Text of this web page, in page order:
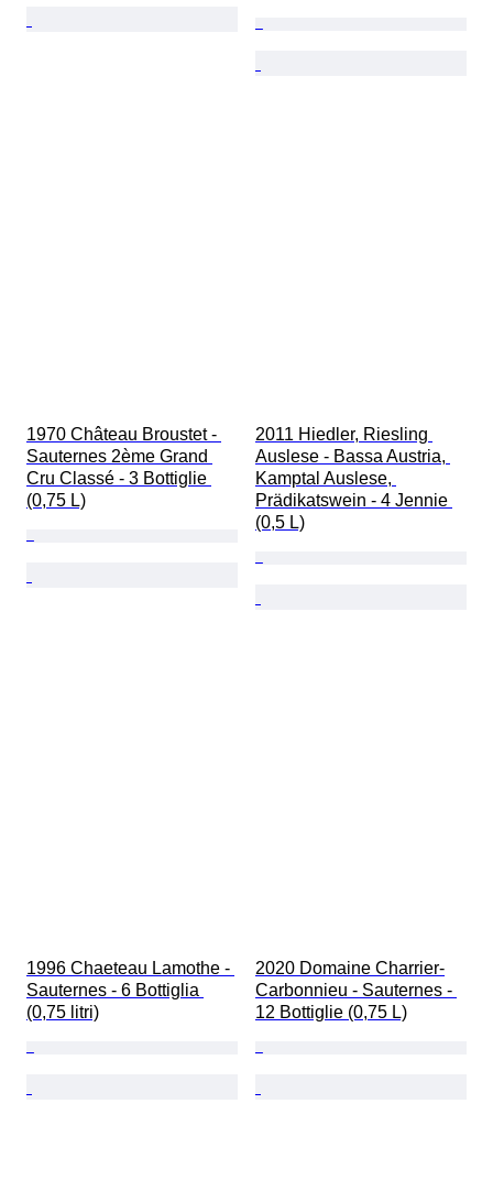
1970 Château Broustet -
Sauternes 2ème Grand
Cru Classé - 3 Bottiglie
(0,75 L)
2011 Hiedler, Riesling
Auslese - Bassa Austria,
Kamptal Auslese,
Prädikatswein - 4 Jennie
(0,5 L)
1996 Chaeteau Lamothe -
Sauternes - 6 Bottiglia
(0,75 litri)
2020 Domaine Charrier-
Carbonnieu - Sauternes -
12 Bottiglie (0,75 L)